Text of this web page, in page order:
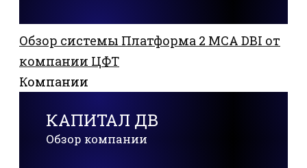
Обзор системы Платформа 2 MCA DBI от
компании ЦФТ
Компании
КАПИТАЛ ДВ
Обзор компании